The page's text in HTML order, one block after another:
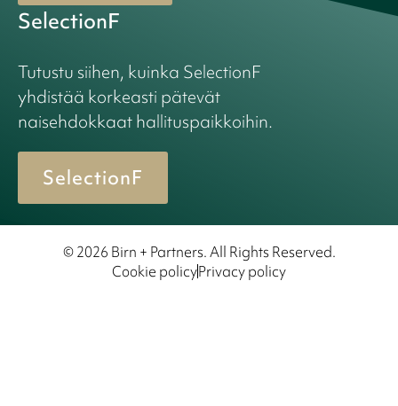
SelectionF
Tutustu siihen, kuinka SelectionF
yhdistää korkeasti pätevät
naisehdokkaat hallituspaikkoihin.
SelectionF
© 2026 Birn + Partners. All Rights Reserved.
Cookie policyPrivacy policy